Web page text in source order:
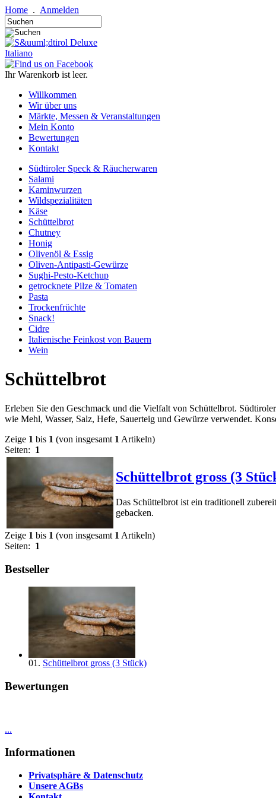
Home . Anmelden
Italiano
Ihr Warenkorb ist leer.
Willkommen
Wir über uns
Märkte, Messen & Veranstaltungen
Mein Konto
Bewertungen
Kontakt
Südtiroler Speck & Räucherwaren
Salami
Kaminwurzen
Wildspezialitäten
Käse
Schüttelbrot
Chutney
Honig
Olivenöl & Essig
Oliven-Antipasti-Gewürze
Sughi-Pesto-Ketchup
getrocknete Pilze & Tomaten
Pasta
Trockenfrüchte
Snack!
Cidre
Italienische Feinkost von Bauern
Wein
Schüttelbrot
Erleben Sie den Geschmack und die Vielfalt von Schüttelbrot.
wie Mehl, Wasser, Salz, Hefe, Sauerteig und Gewürze verwendet.
Zeige 1 bis 1 (von insgesamt 1 Artikeln)
Seiten: 1
Schüttelbrot gross (3
Das Schüttelbrot ist ein traditionell
gebacken.
Zeige 1 bis 1 (von insgesamt 1 Artikeln)
Seiten: 1
Bestseller
01. Schüttelbrot gross (3 Stück)
Bewertungen
...
Informationen
Privatsphäre & Datenschutz
Unsere AGBs